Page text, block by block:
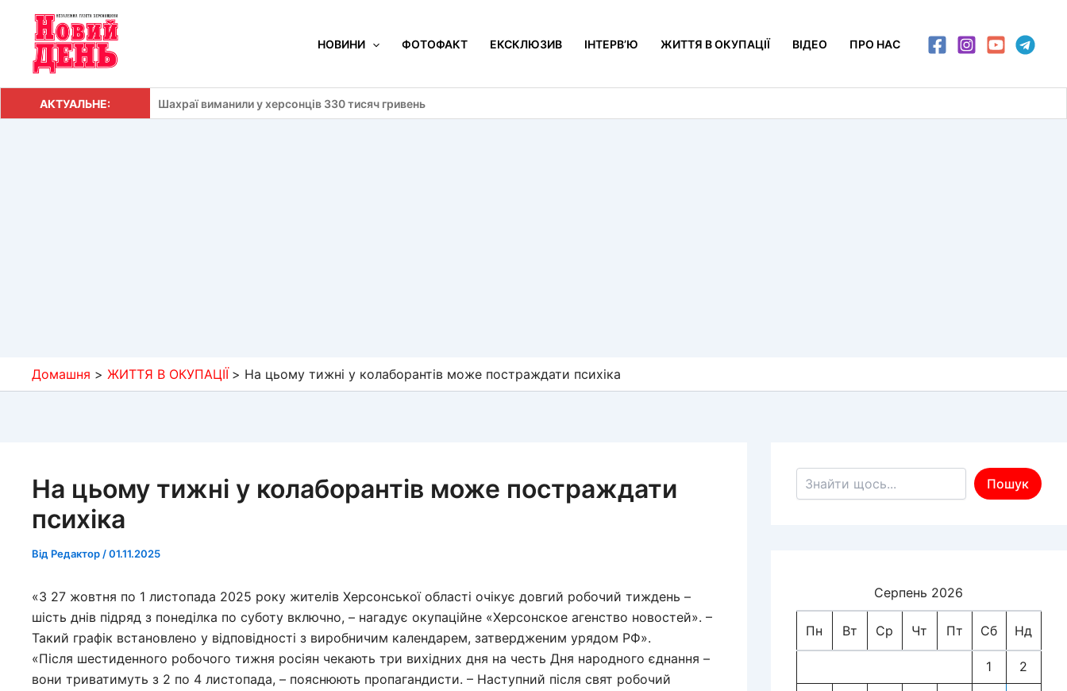
Перейти
вмісту
НОВИНИ ФОТОФАКТ ЕКСКЛЮЗИВ ІНТЕРВ’Ю ЖИТТЯ В ОКУПАЦІЇ ВІДЕО ПРО НАС
АКТУАЛЬНЕ: Шахраї виманили у херсонців 330 тисяч гривень
Домашня ЖИТТЯ В ОКУПАЦІЇ На цьому тижні у колаборантів може постраждати психіка
На цьому тижні у колаборантів може постраждати
психіка
Від Редактор /01.11.2025
«З 27 жовтня по 1 листопада 2025 року жителів Херсонської області очікує довгий робочий тиждень –
шість днів підряд з понеділка по суботу включно, – нагадує окупаційне «Херсонское агенство новостей». –
Такий графік встановлено у відповідності з виробничим календарем, затвердженим урядом РФ».
«Після шестиденного робочого тижня росіян чекають три вихідних дня на честь Дня народного єднання –
вони триватимуть з 2 по 4 листопада, – пояснюють пропагандисти. – Наступний після свят робочий
Пошук по сайту
Пошук
Серпень 2026
Пн Вт Ср Чт Пт Сб Нд
1 2